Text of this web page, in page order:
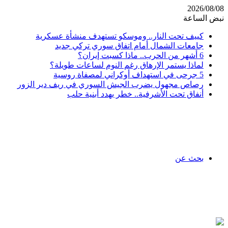
2026/08/08
نبض الساعة
كييف تحت النار.. وموسكو تستهدف منشأة عسكرية
جامعات الشمال أمام اتفاق سوري تركي جديد
6 أشهر من الحرب.. ماذا كسبت إيران؟
لماذا يستمر الإرهاق رغم النوم لساعات طويلة؟
5 جرحى في استهداف أوكراني لمصفاة روسية
رصاص مجهول يضرب الجيش السوري في ريف دير الزور
أنفاق تحت الأشرفية.. خطر يهدد أبنية حلب
بحث عن